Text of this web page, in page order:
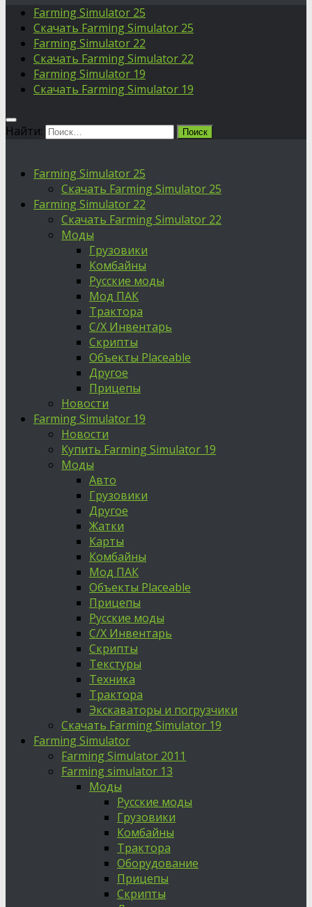
Farming Simulator 25
Скачать Farming Simulator 25
Farming Simulator 22
Скачать Farming Simulator 22
Farming Simulator 19
Скачать Farming Simulator 19
Найти:
Farming Simulator 25
Скачать Farming Simulator 25
Farming Simulator 22
Скачать Farming Simulator 22
Моды
Грузовики
Комбайны
Русские моды
Мод ПАК
Трактора
С/Х Инвентарь
Скрипты
Объекты Placeable
Другое
Прицепы
Новости
Farming Simulator 19
Новости
Купить Farming Simulator 19
Моды
Авто
Грузовики
Другое
Жатки
Карты
Комбайны
Мод ПАК
Объекты Placeable
Прицепы
Русские моды
С/Х Инвентарь
Скрипты
Текстуры
Техника
Трактора
Экскаваторы и погрузчики
Скачать Farming Simulator 19
Farming Simulator
Farming Simulator 2011
Farming simulator 13
Моды
Русские моды
Грузовики
Комбайны
Трактора
Оборудование
Прицепы
Скрипты